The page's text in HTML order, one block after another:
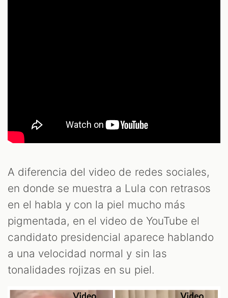
A diferencia del video de redes sociales,
en donde se muestra a Lula con retrasos
en el habla y con la piel mucho más
pigmentada, en el video de YouTube el
candidato presidencial aparece hablando
a una velocidad normal y sin las
tonalidades rojizas en su piel.